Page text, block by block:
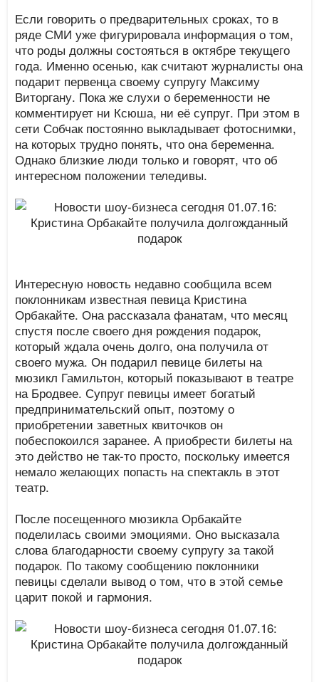
Если говорить о предварительных сроках, то в
ряде СМИ уже фигурировала информация о том,
что роды должны состояться в октябре текущего
года. Именно осенью, как считают журналисты она
подарит первенца своему супругу Максиму
Виторгану. Пока же слухи о беременности не
комментирует ни Ксюша, ни её супруг. При этом в
сети Собчак постоянно выкладывает фотоснимки,
на которых трудно понять, что она беременна.
Однако близкие люди только и говорят, что об
интересном положении теледивы.
Интересную новость недавно сообщила всем
поклонникам известная певица Кристина
Орбакайте. Она рассказала фанатам, что месяц
спустя после своего дня рождения подарок,
который ждала очень долго, она получила от
своего мужа. Он подарил певице билеты на
мюзикл Гамильтон, который показывают в театре
на Бродвее. Супруг певицы имеет богатый
предпринимательский опыт, поэтому о
приобретении заветных квиточков он
побеспокоился заранее. А приобрести билеты на
это действо не так-то просто, поскольку имеется
немало желающих попасть на спектакль в этот
театр.
После посещенного мюзикла Орбакайте
поделилась своими эмоциями. Оно высказала
слова благодарности своему супругу за такой
подарок. По такому сообщению поклонники
певицы сделали вывод о том, что в этой семье
царит покой и гармония.